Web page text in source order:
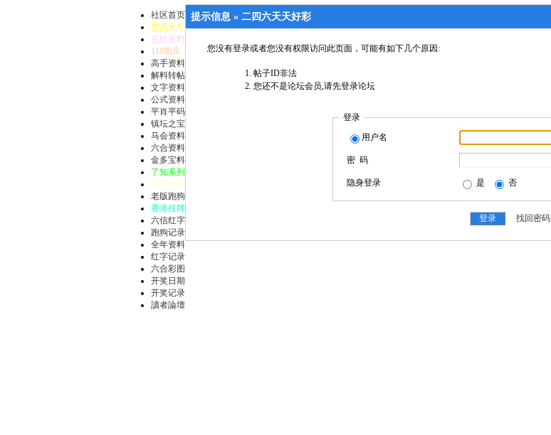
社区首页
交流大厅
玄机资料
118图库
高手资料
解料转帖
文字资料
公式资料
平肖平码
镇坛之宝
马会资料
六合资料
金多宝料
了知系列
新版跑狗
老版跑狗
香港挂牌
六信红字
跑狗记录
全年资料
红字记录
六合彩图
开奖日期
开奖记录
讀者論壇
提示信息 » 二四六天天好彩
您没有登录或者您没有权限访问此页面，可能有如下几个原因:
帖子ID非法
您还不是论坛会员,请先登录论坛
登录
用户名
密 码
隐身登录 是 否
找回密码